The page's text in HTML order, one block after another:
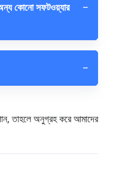
কোনো সফটওয়্যার
−
−
তাহলে অনুগ্রহ করে আমাদের